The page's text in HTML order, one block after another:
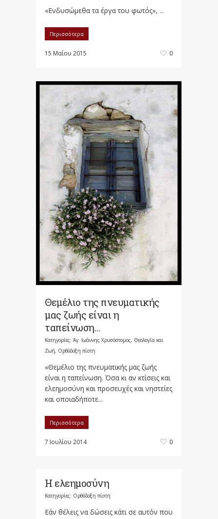
«Ενδυσώμεθα τα έργα του φωτός», ...
Περισσότερα
15 Μαΐου 2015 0
Θεμέλιο της πνευματικής
μας ζωής είναι η
ταπείνωση…
Κατηγορίες: Άγ. Ιωάννης Χρυσόστομος, Θεολογία και
Ζωή, Ορθόδοξη πίστη
«Θεμέλιο της πνευματικής μας ζωής
είναι η ταπείνωση. Όσα κι αν κτίσεις και
ελεημοσύνη και προσευχές και νηστείες
και οποιαδήποτε...
Περισσότερα
7 Ιουλίου 2014 0
Η ελεημοσύνη
Κατηγορίες: Ορθόδοξη πίστη
Εάν θέλεις να δώσεις κάτι σε αυτόν που